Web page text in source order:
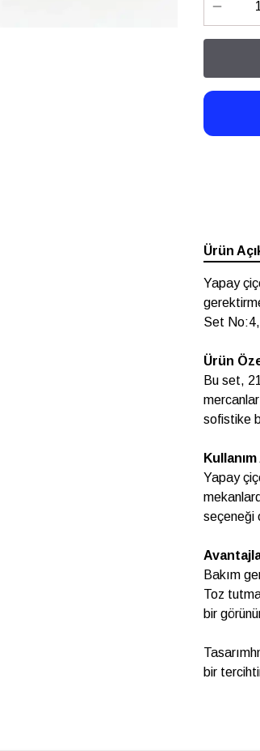
Ürün
Yapay
Set No:4,
Ürün
Bu set,
sofistike
Yapay
seçeneği
Bakım
Toz
bir
bir